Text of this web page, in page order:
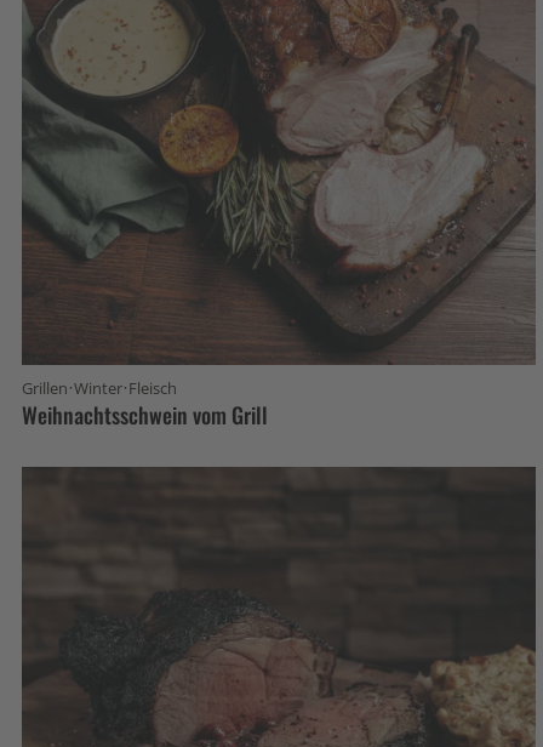
Grillen·Winter·Fleisch
Weihnachtsschwein vom Grill